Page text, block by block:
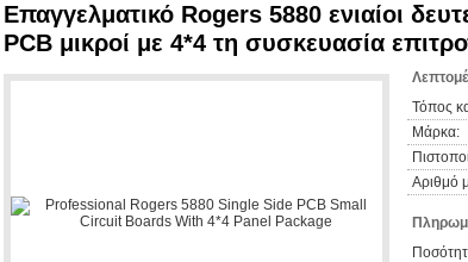
Δομή:
Κατ' αρχάς, το φύλλο αλουμινίου χαλκού που χαράζονται,
απαιτείται, μια προστατευτική ταινία για να τρυπηθεί με
τη μέθοδο καθαρισμού και έπειτα κυλίσματος για να
Ενιαίο χαλκός-ντυμένο πιάτο - απαλοιφή - φωτοχημική
αφαιρέστε τη διάβρωση ήταν τυπωμένος - που καθαρίζει,
καθαρισμός - επίστρωμα συγκόλλησης αντίστασης
θεραπεία - στεγνός καθαρισμός που - προ ντυμένη ροή - ένα
Επαγγελματικό Rogers 5880 ενιαίοι
PCB μικροί με 4*4 τη συσκευασία
Τόπος
Μάρκα:
Αριθμό